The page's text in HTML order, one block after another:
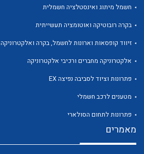
חשמל מיתוג ואינסטלציה חשמלית
בקרה רובוטיקה ואוטומציה תעשייתית
זיווד קופסאות וארונות לחשמל, בקרה ואלקטרוניקה
אלקטרוניקה מחברים ורכיבי אלקטרוניקה
פתרונות וציוד לסביבה נפיצה EX
מטענים לרכב חשמלי
פתרונות לתחום הסולארי
מאמרים